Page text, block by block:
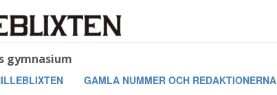
gymnasium
GAMLA NUMMER OCH REDAKTIONERNA